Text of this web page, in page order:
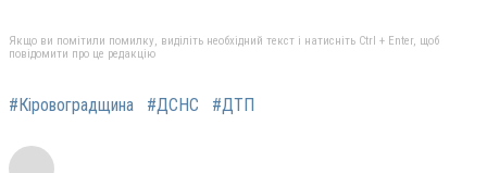
Якщо ви помітили помилку, виділіть необхідний текст і натисніть Ctrl + Enter, щоб
повідомити про це редакцію
#Кіровоградщина #ДСНС #ДТП